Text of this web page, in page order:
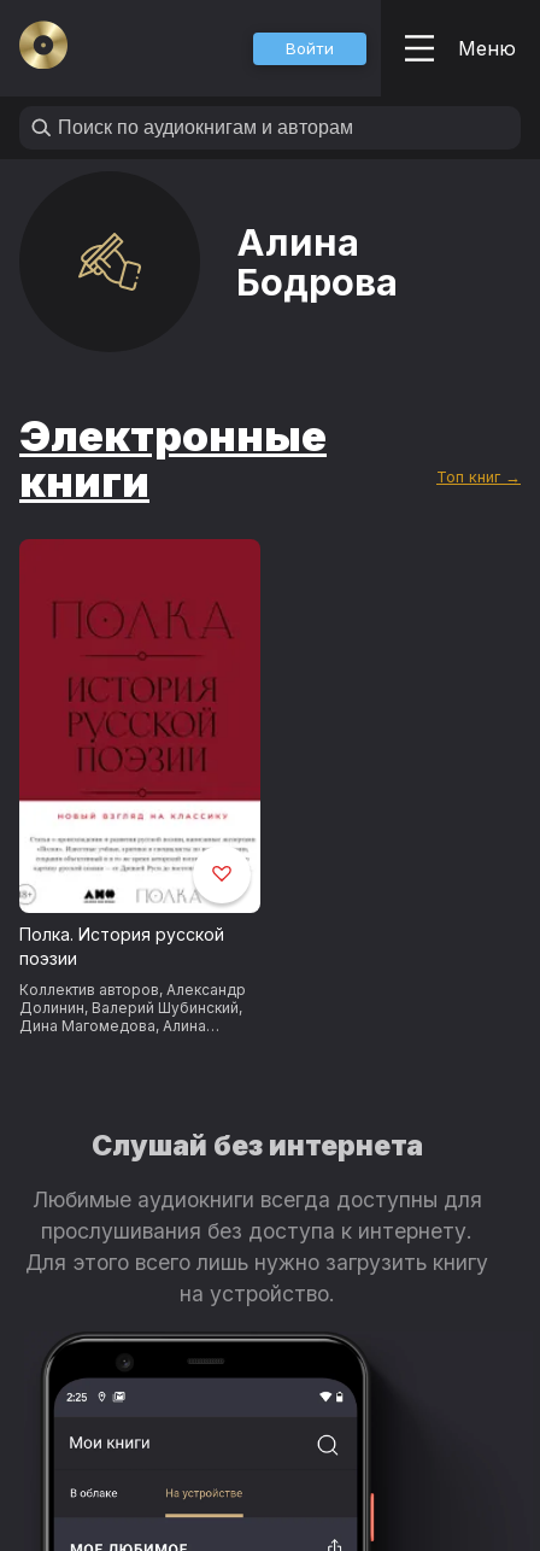
Войти Меню
Алина
Бодрова
Электронные
книги
Топ книг →
Полка. История русской
поэзии
Коллектив авторов, Александр
Долинин, Валерий Шубинский,
Дина Магомедова, Алина
Слушай без интернета
Любимые аудиокниги всегда доступны для
прослушивания без доступа к интернету.
Для этого всего лишь нужно загрузить книгу
на устройство.